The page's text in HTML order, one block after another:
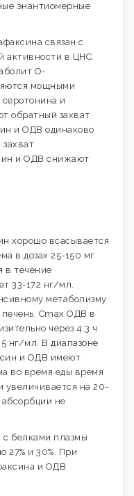
энантиомерные
связан с
активности в ЦНС.
О-
мощными
серотонина и
обратный захват
и ОДВ одинаково
и ОДВ снижают
хорошо всасывается
в дозах 25-150 мг
в течение
33-172 нг/мл.
метаболизму
Cmax ОДВ в
через 4.3 ч
нг/мл. В диапазоне
и ОДВ имеют
во время еды время
увеличивается на 20-
не
белками плазмы
27% и 30%. При
и ОДВ